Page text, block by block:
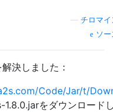
チロマイ
ソー
決しました：
Code/Jar/t/
をダウンロード